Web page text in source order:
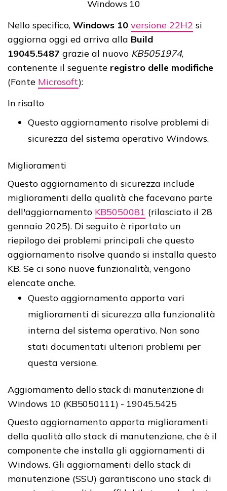
Windows 10
Nello specifico, Windows 10 versione 22H2 si
aggiorna oggi ed arriva alla Build
19045.5487 grazie al nuovo KB5051974,
contenente il seguente registro delle modifiche
(Fonte Microsoft):
In risalto
Questo aggiornamento risolve problemi di
sicurezza del sistema operativo Windows.
Miglioramenti
Questo aggiornamento di sicurezza include
miglioramenti della qualità che facevano parte
dell'aggiornamento KB5050081 (rilasciato il 28
gennaio 2025). Di seguito è riportato un
riepilogo dei problemi principali che questo
aggiornamento risolve quando si installa questo
KB. Se ci sono nuove funzionalità, vengono
elencate anche.
Questo aggiornamento apporta vari
miglioramenti di sicurezza alla funzionalità
interna del sistema operativo. Non sono
stati documentati ulteriori problemi per
questa versione.
Aggiornamento dello stack di manutenzione di
Windows 10 (KB5050111) - 19045.5425
Questo aggiornamento apporta miglioramenti
della qualità allo stack di manutenzione, che è il
componente che installa gli aggiornamenti di
Windows. Gli aggiornamenti dello stack di
manutenzione (SSU) garantiscono uno stack di